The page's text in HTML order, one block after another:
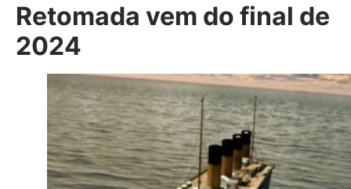
Retomada vem do final de
2024